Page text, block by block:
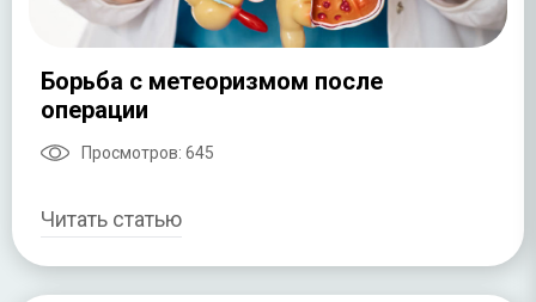
Борьба с метеоризмом после
операции
Просмотров: 645
Читать статью